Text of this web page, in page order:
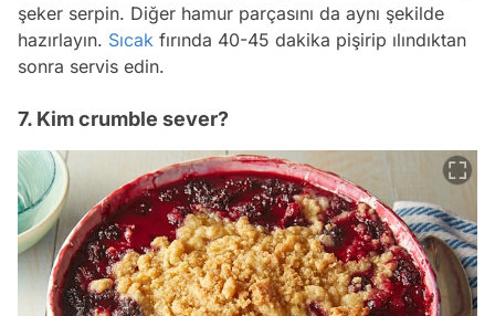
şeker serpin. Diğer hamur parçasını da aynı şekilde
hazırlayın. Sıcak fırında 40-45 dakika pişirip ılındıktan
sonra servis edin.
7. Kim crumble sever?